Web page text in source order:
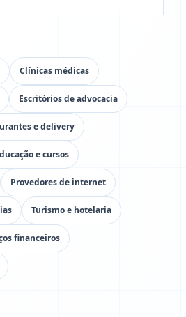
Clínicas médicas
Escritórios de advocacia
e delivery
e cursos
Provedores de internet
Turismo e hotelaria
financeiros